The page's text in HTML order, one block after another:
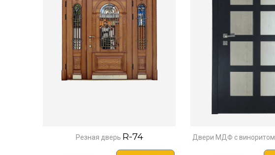
Резная дверь R-74 Двери МДФ с виноритом